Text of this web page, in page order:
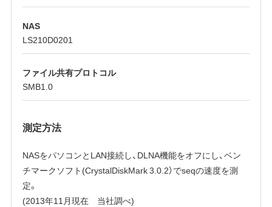
NAS
LS210D0201
ファイル共有プロトコル
SMB1.0
測定方法
NASをパソコンとLAN接続し、DLNA機能をオフにし、ベン
チマークソフト(CrystalDiskMark 3.0.2）でseqの速度を測
定。
(2013年11月現在 当社調べ)